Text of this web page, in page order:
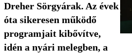
Dreher Sörgyárak. Az évek
óta sikeresen működő
programjait kibővítve,
idén a nyári melegben, a